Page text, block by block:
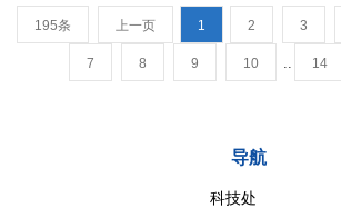
195条 上一页 1 2 3
7 8 9 10 14
导航
科技处